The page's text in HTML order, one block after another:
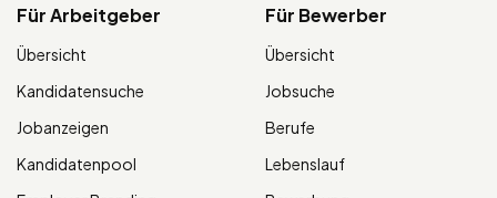
Für Arbeitgeber
Übersicht
Kandidatensuche
Jobanzeigen
Kandidatenpool
Für Bewerber
Übersicht
Jobsuche
Berufe
Lebenslauf